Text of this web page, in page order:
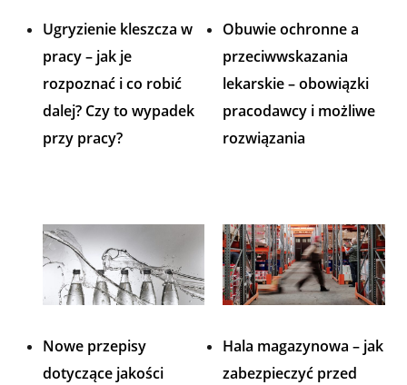
Ugryzienie kleszcza w
pracy – jak je
rozpoznać i co robić
dalej? Czy to wypadek
przy pracy?
Obuwie ochronne a
przeciwwskazania
lekarskie – obowiązki
pracodawcy i możliwe
rozwiązania
Nowe przepisy
dotyczące jakości
Hala magazynowa – jak
zabezpieczyć przed